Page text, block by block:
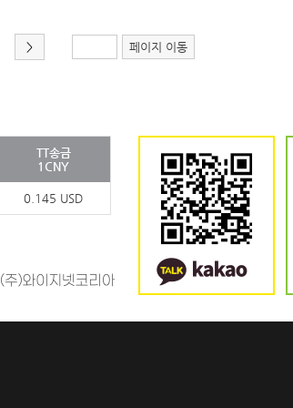
> 페이지 이동
TT송금
1CNY
0.145 USD